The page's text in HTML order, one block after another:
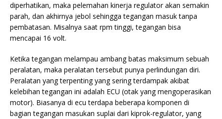
diperhatikan, maka pelemahan kinerja regulator akan semakin
parah, dan akhirnya jebol sehingga tegangan masuk tanpa
pembatasan. Misalnya saat rpm tinggi, tegangan bisa
mencapai 16 volt.
Ketika tegangan melampau ambang batas maksimum sebuah
peralatan, maka peralatan tersebut punya perlindungan diri.
Peralatan yang terpenting yang sering terdampak akibat
kelebihan tegangan ini adalah ECU (otak yang mengoperasikan
motor). Biasanya di ecu terdapa beberapa komponen di
bagian tegangan masukan suplai dari kiprok-regulator, yang